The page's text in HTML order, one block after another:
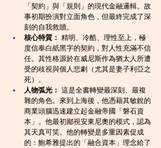
「契約」與「規則」的現代金融邏輯。故
事初期扮演對立面角色，但最終完成了深
刻的自我救贖。
核心特質： 精明、冷酷、理性至上，極
度信奉白紙黑字的契約，對人性充滿不信
任。其性格源於在威尼斯作為猶太人所遭
受的歧視與個人悲劇（尤其是妻子利亞之
死）。
人物弧光： 這是全書轉變最深刻、最複
雜的角色。來到上海後，他憑藉其敏銳的
商業頭腦迅速建立起金融帝國「磐石資
本」。他最初鄙視安東尼奧的模式，認為
其天真可笑。他的轉變是多重因素促成
的：鮑希雅提出的「融合資本」理念給了